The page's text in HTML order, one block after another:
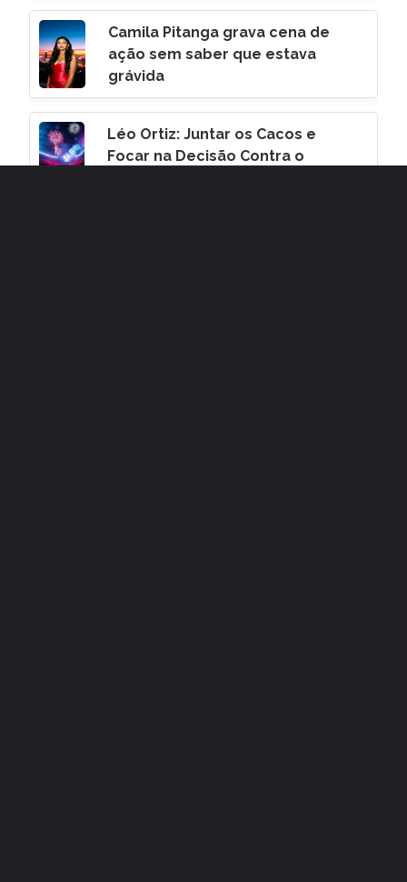
Camila Pitanga grava cena de
ação sem saber que estava
grávida
Léo Ortiz: Juntar os Cacos e
Focar na Decisão Contra o